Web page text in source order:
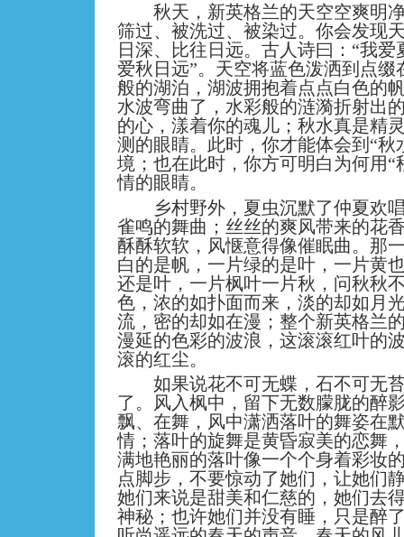
秋天，新英格兰的天空空爽明净
筛过、被洗过、被染过。你会发现
日深、比往日远。古人诗曰：“我爱
爱秋日远”。天空将蓝色泼洒到点
般的湖泊，湖波拥抱着点点白色的
水波弯曲了，水彩般的涟漪折射出
的心，漾着你的魂儿；秋水真是精
测的眼睛。此时，你才能体会到“秋
境；也在此时，你方可明白为何用“
情的眼睛。
乡村野外，夏虫沉默了仲夏欢唱
雀鸣的舞曲；丝丝的爽风带来的花
酥酥软软，风惬意得像催眠曲。那
白的是帆，一片绿的是叶，一片黄
还是叶，一片枫叶一片秋，问秋秋
色，浓的如扑面而来，淡的却如月
流，密的却如在漫；整个新英格兰
漫延的色彩的波浪，这滚滚红叶的
滚的红尘。
如果说花不可无蝶，石不可无苔
了。风入枫中，留下无数朦胧的醉
飘、在舞，风中潇洒落叶的舞姿在
情；落叶的旋舞是黄昏寂美的恋舞
满地艳丽的落叶像一个个身着彩妆
点脚步，不要惊动了她们，让她们
她们来说是甜美和仁慈的，她们去
神秘；也许她们并没有睡，只是醉